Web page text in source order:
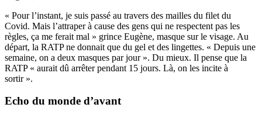
« Pour l’instant, je suis passé au travers des mailles du filet du
Covid. Mais l’attraper à cause des gens qui ne respectent pas les
règles, ça me ferait mal » grince Eugène, masque sur le visage. Au
départ, la RATP ne donnait que du gel et des lingettes. « Depuis une
semaine, on a deux masques par jour ». Du mieux. Il pense que la
RATP « aurait dû arrêter pendant 15 jours. Là, on les incite à
sortir ».
Echo du monde d’avant